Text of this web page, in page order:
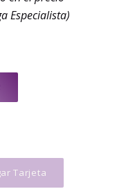
Especialista)
Tarjeta